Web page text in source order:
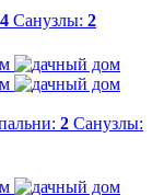
4 Санузлы: 2
2 Санузлы: